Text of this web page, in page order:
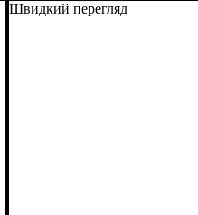
Швидкий перегляд